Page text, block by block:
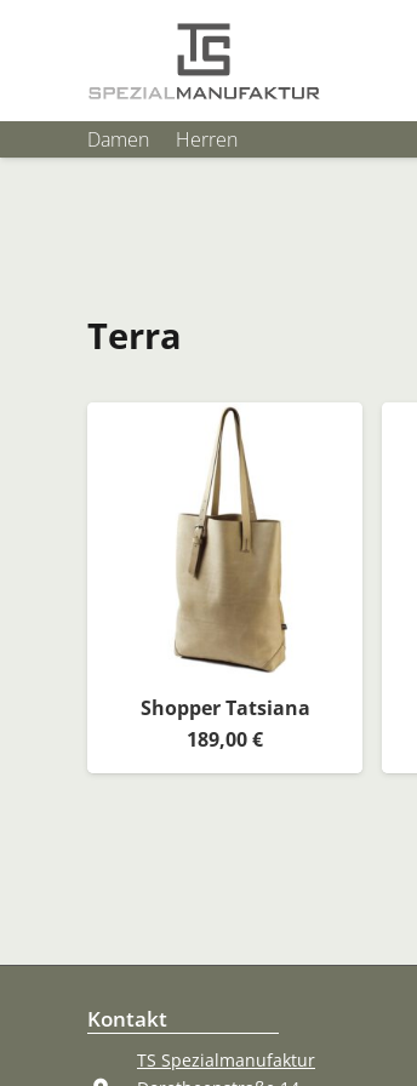
Damen Herren
Terra
Shopper Tatsiana
189,00€
Kontakt
TS Spezialmanufaktur